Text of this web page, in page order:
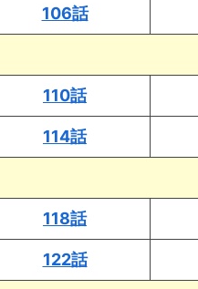
106話
110話
114話
118話
122話